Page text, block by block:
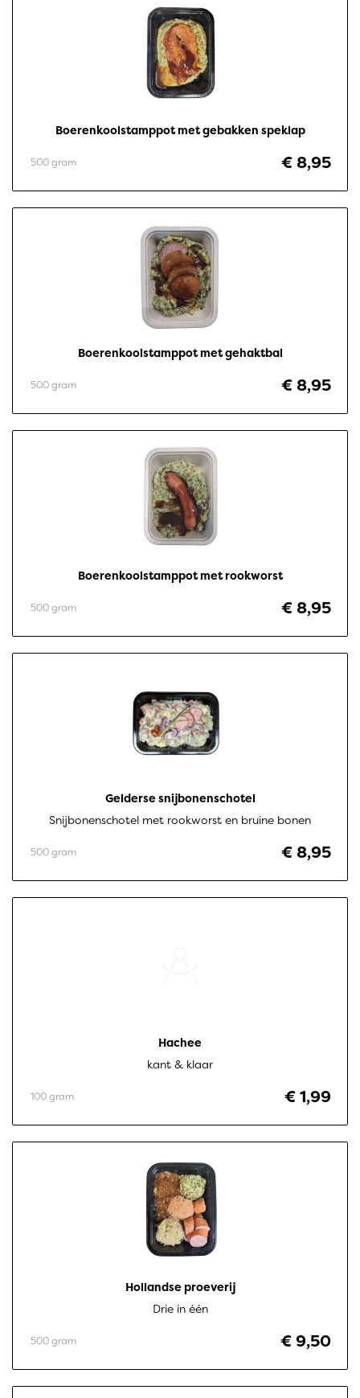
Boerenkoolstamppot met gebakken speklap
€ 8,95
500 gram
Boerenkoolstamppot met gehaktbal
€ 8,95
500 gram
Boerenkoolstamppot met rookworst
€ 8,95
500 gram
Gelderse snijbonenschotel
Snijbonenschotel met rookworst en bruine bonen
€ 8,95
500 gram
Hachee
kant & klaar
€ 1,99
100 gram
Hollandse proeverij
Drie in één
€ 9,50
500 gram